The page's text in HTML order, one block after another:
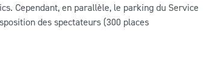
Cependant, en parallèle, le parking du Service
des spectateurs (300 places